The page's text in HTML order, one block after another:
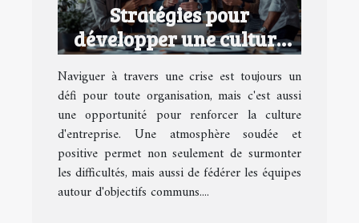
Stratégies pour
développer une culture
d'entreprise performante
en temps de crise
Naviguer à travers une crise est toujours un
défi pour toute organisation, mais c'est aussi
une opportunité pour renforcer la culture
d'entreprise. Une atmosphère soudée et
positive permet non seulement de surmonter
les difficultés, mais aussi de fédérer les équipes
autour d'objectifs communs....